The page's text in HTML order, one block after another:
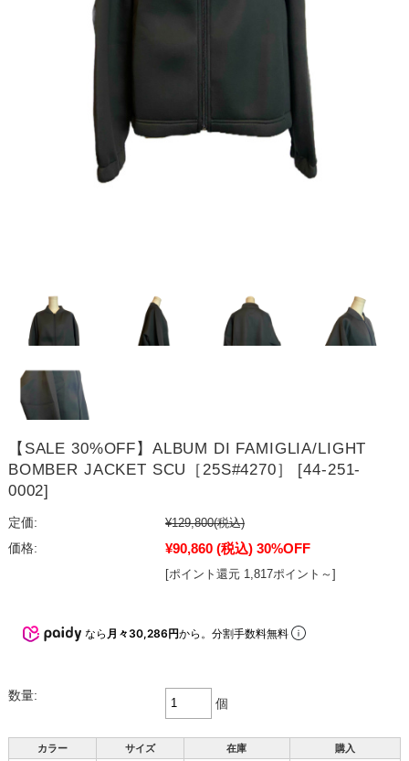
【SALE 30%OFF】ALBUM DI FAMIGLIA/LIGHT
BOMBER JACKET SCU［25S#4270］ [44-251-
0002]
定価: ¥129,800(税込)
価格:
¥90,860 (税込) 30%OFF
[ポイント還元 1,817ポイント～]
なら 月々30,286円から。分割手数料無料
数量:
個
カラー サイズ 在庫 購入